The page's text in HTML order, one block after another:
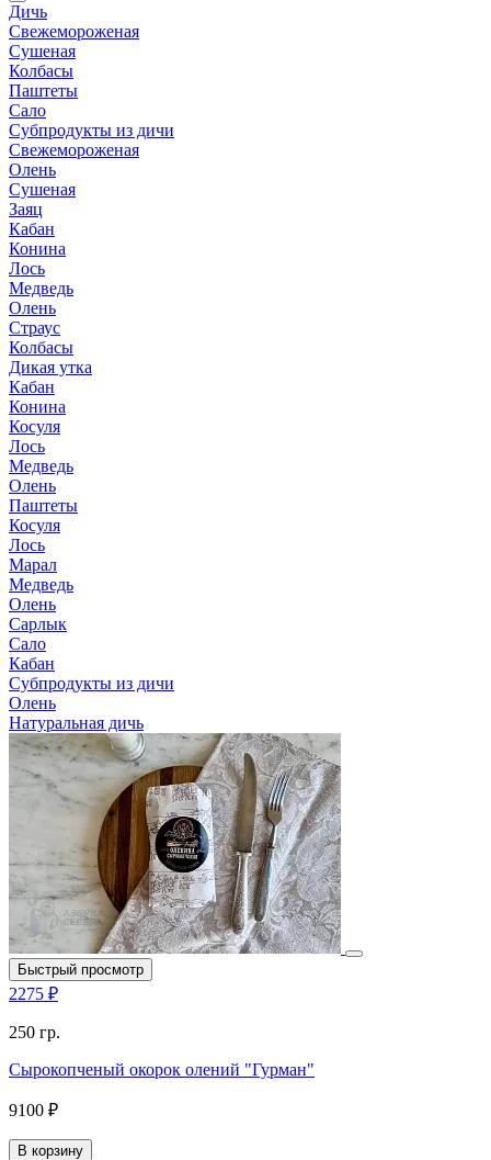
Дичь
Свежемороженая
Сушеная
Колбасы
Паштеты
Сало
Субпродукты из дичи
Свежемороженая
Олень
Сушеная
Заяц
Кабан
Конина
Лось
Медведь
Олень
Страус
Колбасы
Дикая утка
Кабан
Конина
Косуля
Лось
Медведь
Олень
Паштеты
Косуля
Лось
Марал
Медведь
Олень
Сарлык
Сало
Кабан
Субпродукты из дичи
Олень
Натуральная дичь
Быстрый просмотр
2275 ₽
250 гр.
Сырокопченый окорок олений "Гурман"
9100 ₽
В корзину